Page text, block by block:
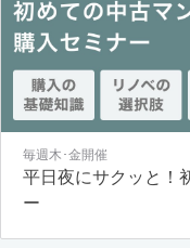
毎週木･金開催
平日夜にサクッと！
ー